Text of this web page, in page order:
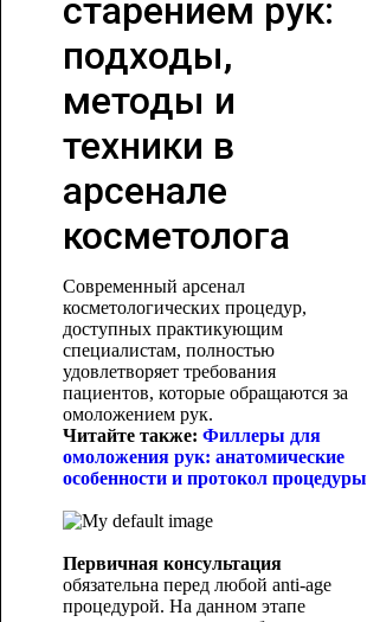
старением рук:
подходы,
методы и
техники в
арсенале
косметолога
Современный арсенал
косметологических процедур,
доступных практикующим
специалистам, полностью
удовлетворяет требования
пациентов, которые обращаются за
омоложением рук.
Читайте также: Филлеры для
омоложения рук: анатомические
особенности и протокол процедуры
Первичная консультация
обязательна перед любой anti-age
процедурой. На данном этапе